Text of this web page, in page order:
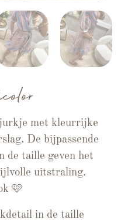
met kleurrijke
De bijpassende
de taille geven het
uitstraling.
🩷
in de taille